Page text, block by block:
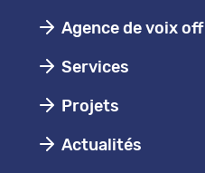
Agence de voix off
Services
Projets
Actualités